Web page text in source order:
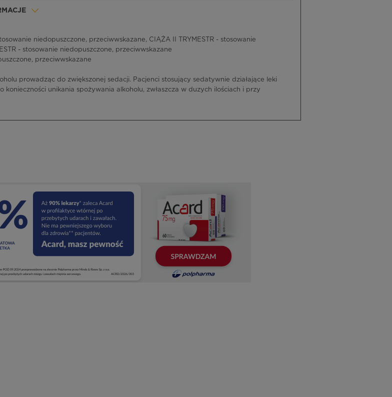
niedopuszczone, przeciwwskazane, CIĄŻA II TRYMESTR - stosowanie
- stosowanie niedopuszczone, przeciwwskazane
przeciwwskazane
prowadząc do zwiększonej sedacji. Pacjenci stosujący sedatywnie działające leki
unikania spożywania alkoholu, zwłaszcza w duzych ilościach i przy